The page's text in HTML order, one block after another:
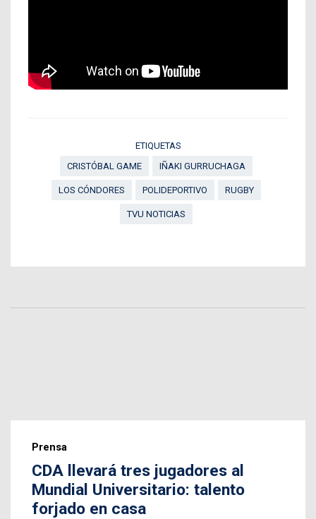
ETIQUETAS
CRISTÓBAL GAME
IÑAKI GURRUCHAGA
LOS CÓNDORES POLIDEPORTIVO RUGBY
TVU NOTICIAS
Prensa
CDA llevará tres jugadores al
Mundial Universitario: talento
forjado en casa